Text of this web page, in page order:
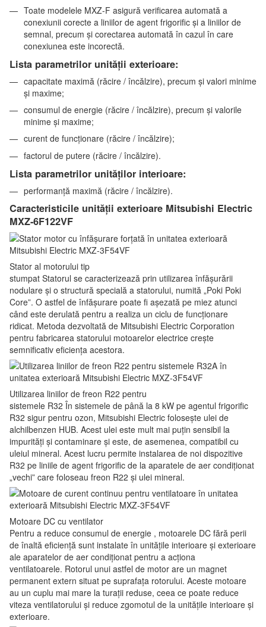
Toate modelele MXZ-F asigură verificarea automată a
conexiunii corecte a liniilor de agent frigorific și a liniilor de
semnal, precum și corectarea automată în cazul în care
conexiunea este incorectă.
Lista parametrilor unității exterioare:
capacitate maximă (răcire / încălzire), precum și valori minime
și maxime;
consumul de energie (răcire / încălzire), precum și valorile
minime și maxime;
curent de funcționare (răcire / încălzire);
factorul de putere (răcire / încălzire).
Lista parametrilor unităților interioare:
performanță maximă (răcire / încălzire).
Caracteristicile unității exterioare Mitsubishi Electric
MXZ-6F122VF
Stator al motorului tip
stumpat Statorul se caracterizează prin utilizarea înfășurării
nodulare și o structură specială a statorului, numită „Poki Poki
Core”. O astfel de înfășurare poate fi așezată pe miez atunci
când este derulată pentru a realiza un ciclu de funcționare
ridicat. Metoda dezvoltată de Mitsubishi Electric Corporation
pentru fabricarea statorului motoarelor electrice crește
semnificativ eficiența acestora.
Utilizarea liniilor de freon R22 pentru
sistemele R32 În sistemele de până la 8 kW pe agentul frigorific
R32 sigur pentru ozon, Mitsubishi Electric folosește ulei de
alchilbenzen HUB. Acest ulei este mult mai puțin sensibil la
impurități și contaminare și este, de asemenea, compatibil cu
uleiul mineral. Acest lucru permite instalarea de noi dispozitive
R32 pe liniile de agent frigorific de la aparatele de aer condiționat
„vechi” care foloseau freon R22 și ulei mineral.
Motoare DC cu ventilator
Pentru a reduce consumul de energie , motoarele DC fără perii
de înaltă eficiență sunt instalate în unitățile interioare și exterioare
ale aparatelor de aer condiționat pentru a acționa
ventilatoarele. Rotorul unui astfel de motor are un magnet
permanent extern situat pe suprafața rotorului. Aceste motoare
au un cuplu mai mare la turații reduse, ceea ce poate reduce
viteza ventilatorului și reduce zgomotul de la unitățile interioare și
exterioare.